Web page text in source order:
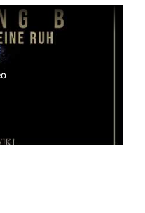
list